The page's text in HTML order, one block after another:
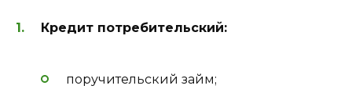
Кредит потребительский:
поручительский займ;